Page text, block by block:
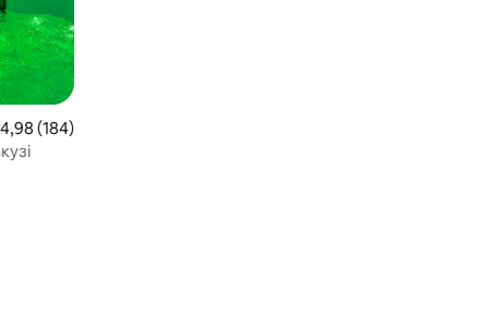
оцінка: 4,98 з 5, відгуки: 184
4,98 (184)